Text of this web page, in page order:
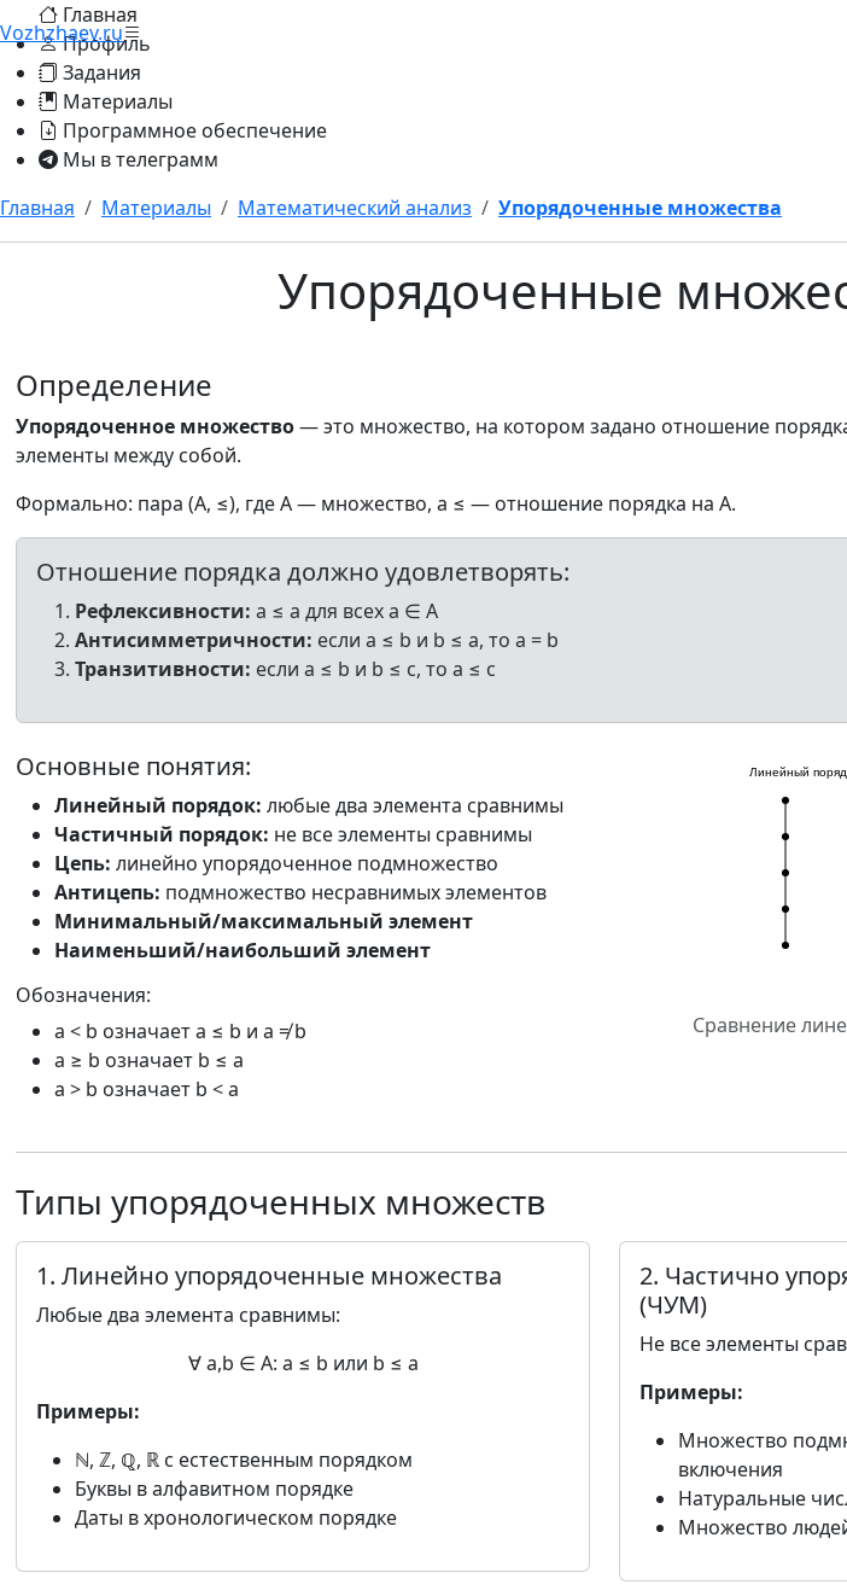
Vozhzhaev.ru
Главная
Профиль
Задания
Материалы
Программное обеспечение
Мы в телеграмм
Главная
Материалы Математический анализ Упорядоченные множества
Упорядоченные
Определение
Упорядоченное множество— это множество, на котором задано отношение
элементы между собой.
Формально: пара (A, ≤), где A — множество, а ≤ — отношение порядка на A.
Отношение порядка должно удовлетворять:
Рефлексивности: a ≤ a для всех a ∈ A
Антисимметричности: если a ≤ b и b ≤ a, то a = b
Транзитивности: если a ≤ b и b ≤ c, то a ≤ c
Основные понятия:
Линейный порядок: любые два элемента сравнимы
Частичный порядок: не все элементы сравнимы
Цепь: линейно упорядоченное подмножество
Антицепь: подмножество несравнимых элементов
Минимальный/максимальный элемент
Наименьший/наибольший элемент
Обозначения:
a < b означает a ≤ b и a ≠ b
a ≥ b означает b ≤ a
a > b означает b < a
Сравнение
Типы упорядоченных множеств
1. Линейно упорядоченные множества
Любые два элемента сравнимы:
∀ a,b ∈ A: a ≤ b или b ≤ a
Примеры:
ℕ, ℤ, ℚ, ℝ с естественным порядком
Буквы в алфавитном порядке
Даты в хронологическом порядке
2. Частично
(ЧУМ)
Не все элементы
Примеры:
Множество
включения
Натуральные
Множество